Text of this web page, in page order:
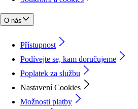
O nás
Přístupnost
Podívejte se, kam doručujeme
Poplatek za službu
Nastavení Cookies
Možnosti platby